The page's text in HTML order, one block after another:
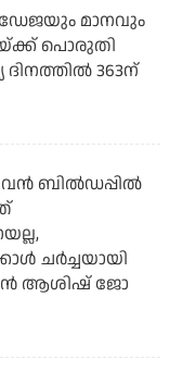
മാനവും
പൊരുതി
363ന്
ബില്‍ഡപ്പില്‍
ചര്‍ച്ചയായി
ആശിഷ് ജോ